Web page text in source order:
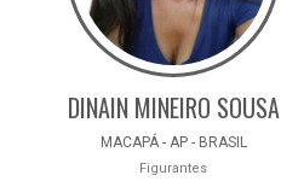
DINAIN MINEIRO SOUSA
MACAPÁ - AP - BRASIL
Figurantes